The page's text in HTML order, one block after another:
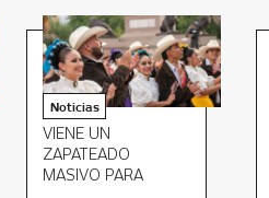
Noticias
VIENE UN
ZAPATEADO
MASIVO PARA